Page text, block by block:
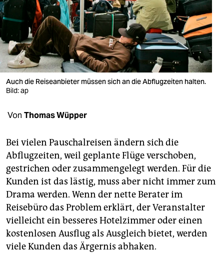
nord
wahrheit
verlag
verlag
shop
fragen & hilfe
unterstützen
abo
genossenschaft
epaper login
Auch die Reiseanbieter müssen sich an die Abflugzeiten halten.
Bild: ap
Von Thomas Wüpper
Bei vielen Pauschalreisen ändern sich die
Abflugzeiten, weil geplante Flüge verschoben,
gestrichen oder zusammengelegt werden. Für die
Kunden ist das lästig, muss aber nicht immer zum
Drama werden. Wenn der nette Berater im
Reisebüro das Problem erklärt, der Veranstalter
vielleicht ein besseres Hotelzimmer oder einen
kostenlosen Ausflug als Ausgleich bietet, werden
viele Kunden das Ärgernis abhaken.